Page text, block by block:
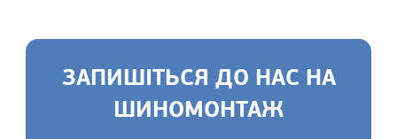
ЗАПИШІТЬСЯ ДО НАС НА
ШИНОМОНТАЖ